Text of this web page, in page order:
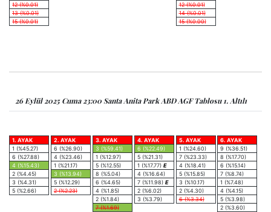
12 (%0.01)
13 (%0.01)
15 (%0.01)
12 (%0.01)
14 (%0.01)
15 (%0.00)
26 Eylül 2025 Cuma 23:00 Santa Anita Park ABD AGF Tablosu 1. Altılı
1. AYAK
1 (%45.27)
6 (%27.88)
4 (%15.43)
2 (%4.45)
3 (%4.31)
5 (%2.66)
2. AYAK
6 (%26.90)
4 (%23.46)
1 (%21.17)
3 (%13.94)
5 (%12.29)
2 (%2.23)
3. AYAK
3 (%59.41)
1 (%12.97)
5 (%12.55)
8 (%5.04)
6 (%4.65)
4 (%1.85)
2 (%1.84)
7 (%1.69)
4. AYAK
6 (%22.49)
5 (%21.31)
1 (%17.77) E
4 (%16.64)
7 (%11.98) E
2 (%6.02)
3 (%3.79)
5. AYAK
1 (%24.60)
7 (%23.33)
4 (%18.41)
5 (%15.85)
3 (%10.17)
2 (%4.30)
6 (%3.34)
6. AYAK
9 (%36.51)
8 (%17.70)
6 (%15.14)
7 (%8.74)
1 (%7.48)
4 (%4.15)
5 (%3.98)
2 (%3.60)